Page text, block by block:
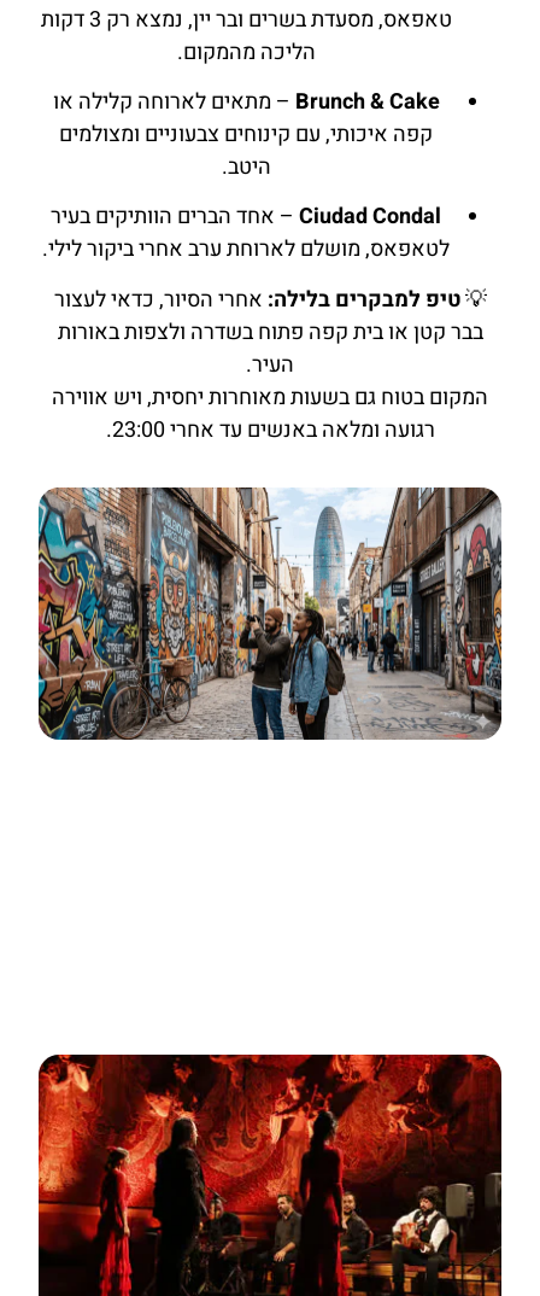
טאפאס, מסעדת בשרים ובר יין, נמצא רק 3 דקות
הליכה מהמקום.
Brunch & Cake – מתאים לארוחה קלילה או
קפה איכותי, עם קינוחים צבעוניים ומצולמים
היטב.
Ciudad Condal – אחד הברים הוותיקים בעיר
לטאפאס, מושלם לארוחת ערב אחרי ביקור לילי.
💡טיפ למבקרים בלילה: אחרי הסיור, כדאי לעצור
בבר קטן או בית קפה פתוח בשדרה ולצפות באורות
העיר.
המקום בטוח גם בשעות מאוחרות יחסית, ויש אווירה
רגועה ומלאה באנשים עד אחרי 23:00.